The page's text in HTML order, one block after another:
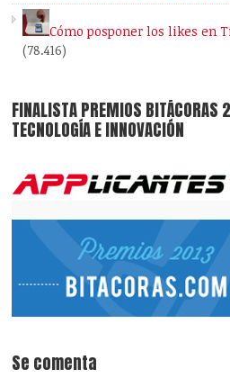
Cómo posponer los likes en
(78.416)
FINALISTA PREMIOS BITÁCORAS
TECNOLOGÍA E INNOVACIÓN
Se comenta